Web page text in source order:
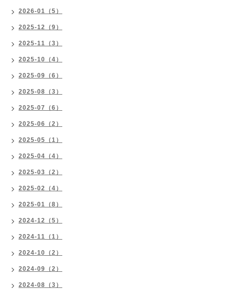
2026-01（5）
2025-12（9）
2025-11（3）
2025-10（4）
2025-09（6）
2025-08（3）
2025-07（6）
2025-06（2）
2025-05（1）
2025-04（4）
2025-03（2）
2025-02（4）
2025-01（8）
2024-12（5）
2024-11（1）
2024-10（2）
2024-09（2）
2024-08（3）